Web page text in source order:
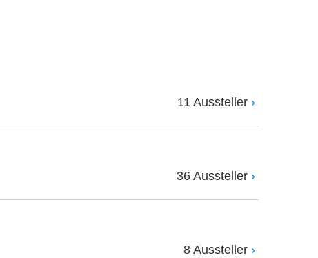
11 Aussteller
36 Aussteller
8 Aussteller